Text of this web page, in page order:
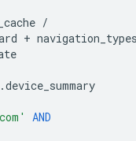
/
+
.device_summary
AND